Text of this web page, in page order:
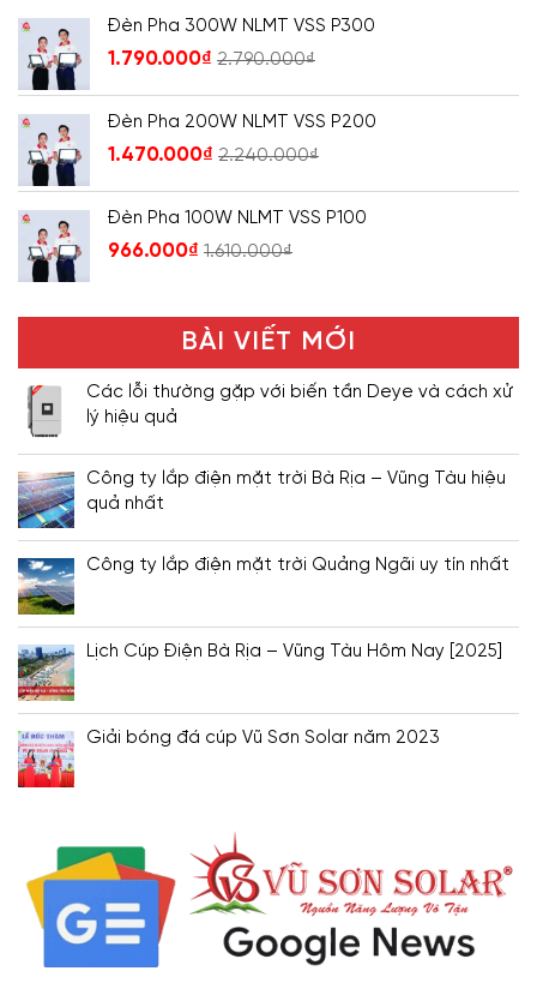
Đèn Pha 300W NLMT VSS P300
1.790.000₫ 2.790.000₫
Đèn Pha 200W NLMT VSS P200
1.470.000₫ 2.240.000₫
Đèn Pha 100W NLMT VSS P100
966.000₫ 1.610.000₫
BÀI VIẾT MỚI
Các lỗi thường gặp với biến tần Deye và cách xử
lý hiệu quả
Công ty lắp điện mặt trời Bà Rịa – Vũng Tàu hiệu
quả nhất
Công ty lắp điện mặt trời Quảng Ngãi uy tín nhất
Lịch Cúp Điện Bà Rịa – Vũng Tàu Hôm Nay [2025]
Giải bóng đá cúp Vũ Sơn Solar năm 2023